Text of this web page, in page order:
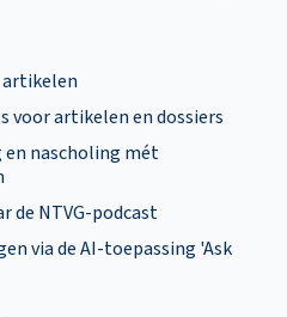
voor artikelen en dossiers
nascholing mét
de NTVG-podcast
via de AI-toepassing 'Ask